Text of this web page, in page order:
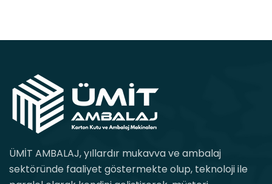
ÜMİT AMBALAJ, yıllardır mukavva ve ambalaj
sektöründe faaliyet göstermekte olup, teknoloji ile